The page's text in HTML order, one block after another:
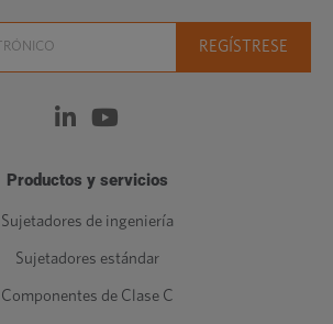
Productos y servicios
Sujetadores de ingeniería
Sujetadores estándar
Componentes de Clase C